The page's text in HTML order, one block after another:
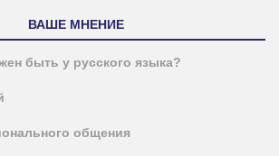
ВАШЕ МНЕНИЕ
быть у русского языка?
общения